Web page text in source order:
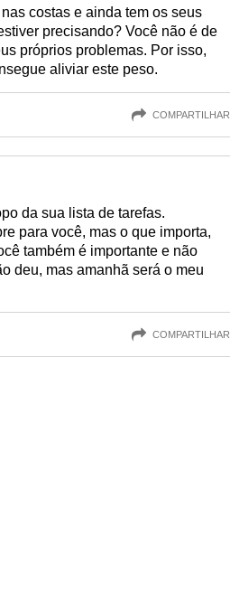
costas e ainda tem os seus
precisando? Você não é de
próprios problemas. Por isso,
aliviar este peso.
COMPARTILHAR
da sua lista de tarefas.
para você, mas o que importa,
também é importante e não
deu, mas amanhã será o meu
COMPARTILHAR